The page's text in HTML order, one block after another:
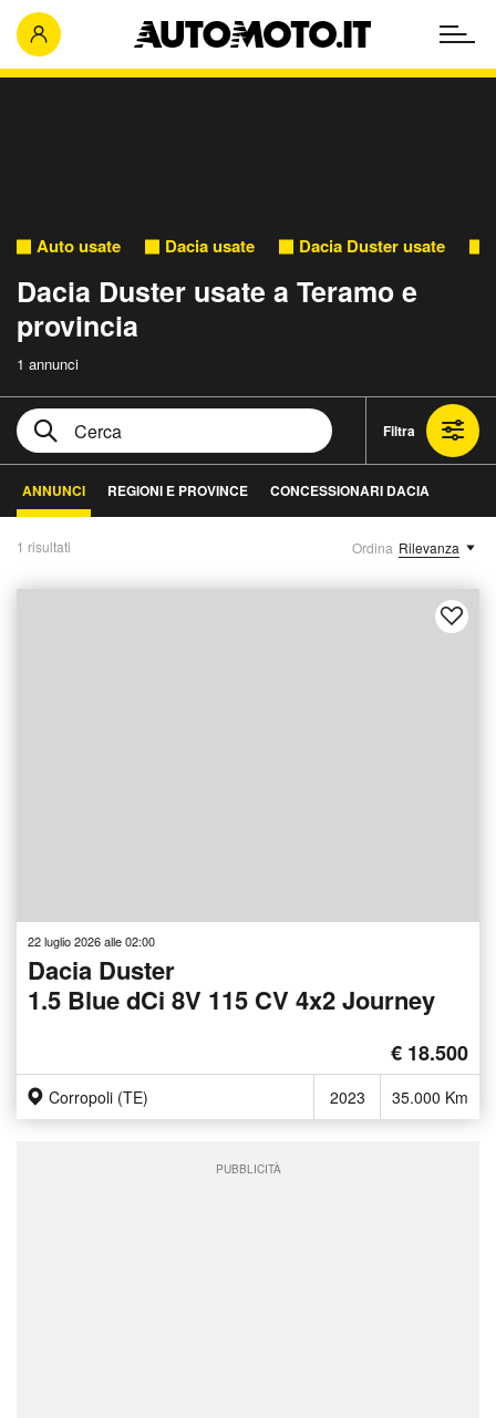
Auto usate Dacia usate Dacia Duster usate
Dacia Duster usate a Teramo e
provincia
1 annunci
Filtra
ANNUNCI REGIONI E PROVINCE CONCESSIONARI DACIA
1 risultati Ordina Rilevanza
22 luglio 2026 alle 02:00
Dacia Duster
1.5 Blue dCi 8V 115 CV 4x2 Journey
€ 18.500
Corropoli (TE) 2023 35.000 Km
PUBBLICITÀ